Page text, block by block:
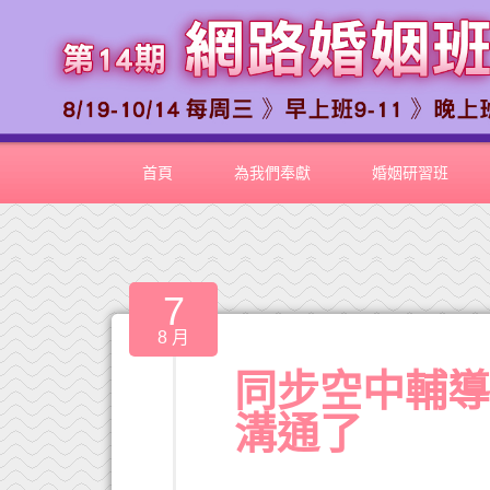
首頁 為我們奉獻 婚姻研習班
7
8 月
同步空中輔
溝通了